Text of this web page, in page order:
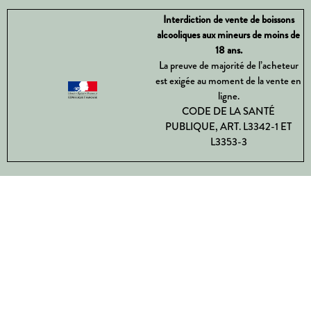
Interdiction de vente de boissons
alcooliques aux mineurs de moins de
18 ans.
La preuve de majorité de l’acheteur
est exigée au moment de la vente en
ligne.
CODE DE LA SANTÉ
PUBLIQUE, ART. L3342-1 ET
L3353-3